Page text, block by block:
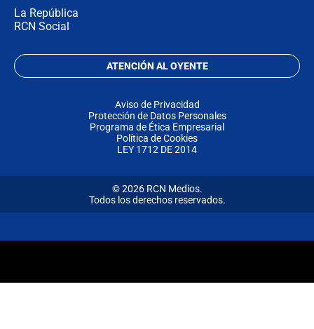
La República
RCN Social
ATENCIÓN AL OYENTE
Aviso de Privacidad
Protección de Datos Personales
Programa de Ética Empresarial
Política de Cookies
LEY 1712 DE 2014
© 2026 RCN Medios.
Todos los derechos reservados.